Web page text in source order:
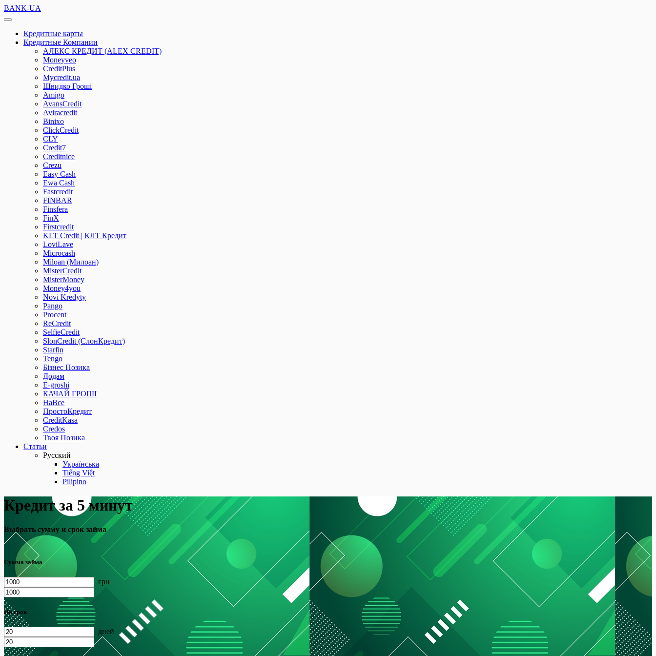
BANK-UA
Кредитные карты
Кредитные Компании
АЛЕКС КРЕДИТ (ALEX CREDIT)
Moneyveo
CreditPlus
Mycredit.ua
Швидко Гроші
Amigo
AvansCredit
Aviracredit
Binixo
ClickCredit
CLY
Credit7
Creditnice
Crezu
Easy Cash
Ewa Cash
Fastcredit
FINBAR
Finsfera
FinX
Firstcredit
KLT Credit | КЛТ Кредит
LoviLave
Microcash
Miloan (Милоан)
MisterCredit
MisterMoney
Money4you
Novi Kredyty
Pango
Procent
ReCredit
SelfieCredit
SlonCredit (СлонКредит)
Starfin
Tengo
Бізнес Позика
Додам
Е-groshi
КАЧАЙ ГРОШІ
НаВсе
ПростоКредит
СreditKasa
Сredos
Твоя Позика
Статьи
Русский
Українська
Tiếng Việt
Pilipino
Кредит за 5 минут
Выбрать сумму и срок займа
Сумма займа
грн
На срок
дней